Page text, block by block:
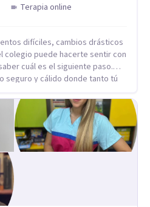
Terapia online
difíciles, cambios drásticos
colegio puede hacerte sentir con
cuál es el siguiente paso.
seguro y cálido donde tanto tú
recuperar la tranquilidad en
adaptadas a la edad de
las etiquetas y los tecnicismos.
en entender las emociones
ayudándoles a
para superar sus retos y
ustedes. Acompaño a
lidiando con la ansiedad, la